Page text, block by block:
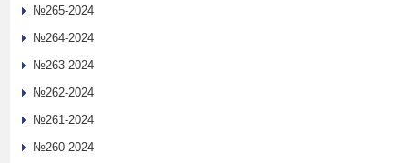
№265-2024
№264-2024
№263-2024
№262-2024
№261-2024
№260-2024